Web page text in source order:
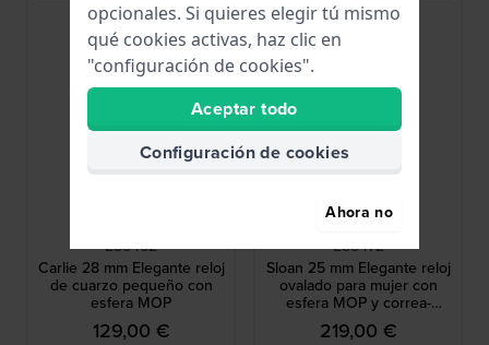
ES5462
Carlie 28 mm Elegante reloj
de cuarzo pequeño con
esfera MOP
129,00 €
Fossil
ES5472
Sloan 25 mm Elegante reloj
ovalado para mujer con
esfera MOP y correa-
pulsera
219,00 €
opcionales. Si quieres elegir tú mismo
qué cookies activas, haz clic en
"configuración de cookies".
Aceptar todo
Configuración de cookies
Ahora no